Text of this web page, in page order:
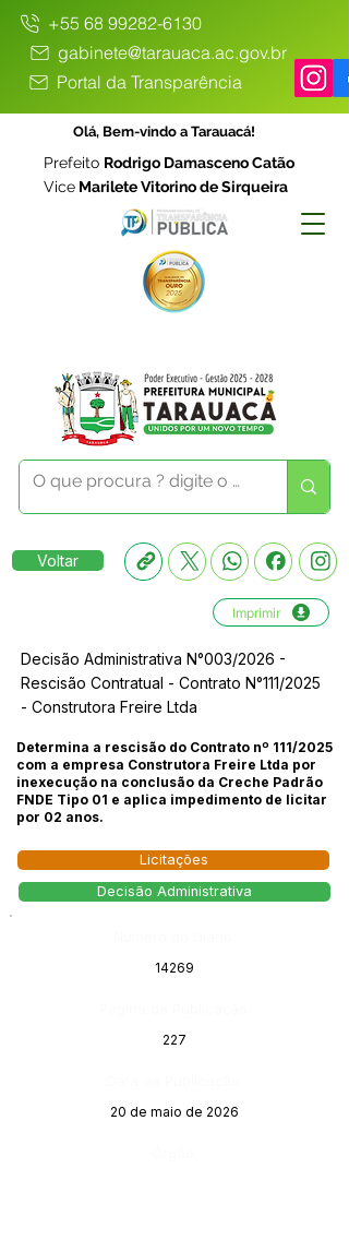
+55 68 99282-6130
gabinete@tarauaca.ac.gov.br
Portal da Transparência
Olá, Bem-vindo a Tarauacá!
Prefeito Rodrigo Damasceno Catão
Vice Marilete Vitorino de Sirqueira
Voltar
Imprimir
Decisão Administrativa N°003/2026 -
Rescisão Contratual - Contrato N°111/2025
- Construtora Freire Ltda
Determina a rescisão do Contrato nº 111/2025
com a empresa Construtora Freire Ltda por
inexecução na conclusão da Creche Padrão
FNDE Tipo 01 e aplica impedimento de licitar
por 02 anos.
Licitações
Decisão Administrativa
14269
227
20 de maio de 2026